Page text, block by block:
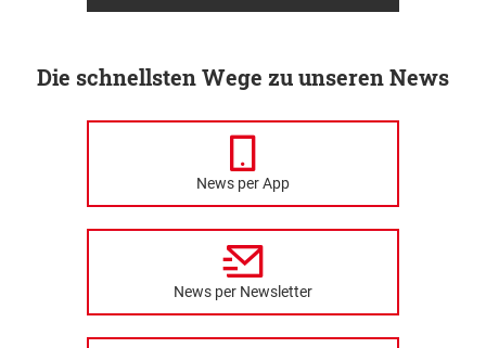
Die schnellsten Wege zu unseren News
News per App
News per Newsletter